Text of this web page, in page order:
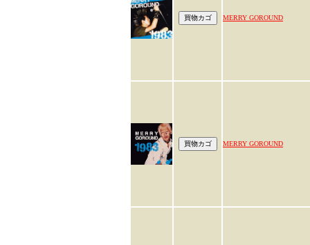
MERRY GOROUND
MERRY GOROUND